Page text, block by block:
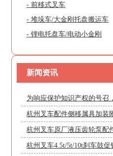
- 前移式叉车
- 堆垛车/大金刚托盘搬运车
- 锂电托盘车/电动小金刚
新闻资讯
为响应保护知识产权的号召
杭州叉车配件侧移属具加装
杭州叉车原厂液压齿轮泵配
杭州叉车4.5t/5t/10t刹车鼓促